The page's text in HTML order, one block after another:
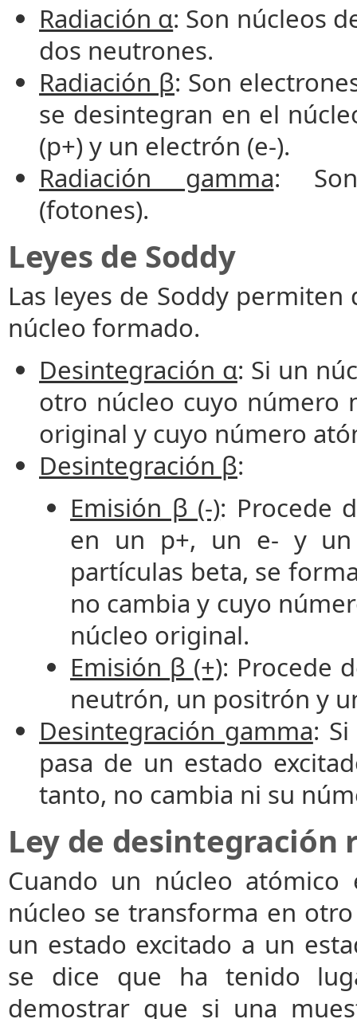
Radiación α: Son núcleos
dos neutrones.
Radiación β: Son
se desintegran en el
(p+) y un electrón (e-).
Radiación gamma: Son
(fotones).
Leyes de Soddy
Las leyes de Soddy
núcleo formado.
Desintegración α: Si un
otro núcleo cuyo número
original y cuyo número
Desintegración β:
Emisión β (-): Procede
en un p+, un e- y un
partículas beta, se
no cambia y cuyo
núcleo original.
Emisión β (+): Procede
neutrón, un positrón y
Desintegración gamma:
pasa de un estado
tanto, no cambia ni su
Ley de desintegración
Cuando un núcleo
núcleo se transforma en
un estado excitado a un
se dice que ha tenido
demostrar que si una